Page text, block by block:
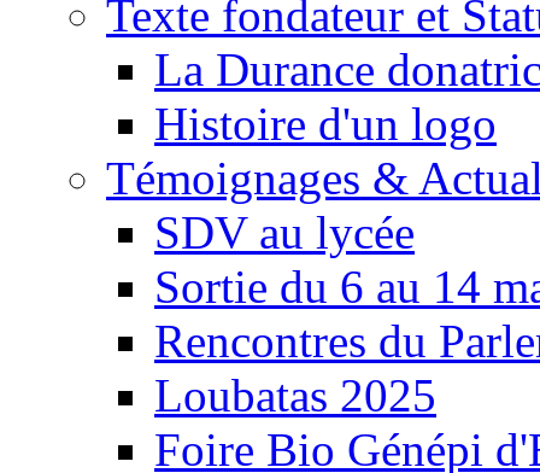
Texte fondateur et
La Durance
Histoire d'un logo
Témoignages &
SDV au lycée
Sortie du 6 au 14
Rencontres du
Loubatas 2025
Foire Bio Génépi